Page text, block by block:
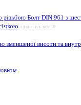
різьбою Болт DIN 961 з
дивитись все
зменшеної висоти та